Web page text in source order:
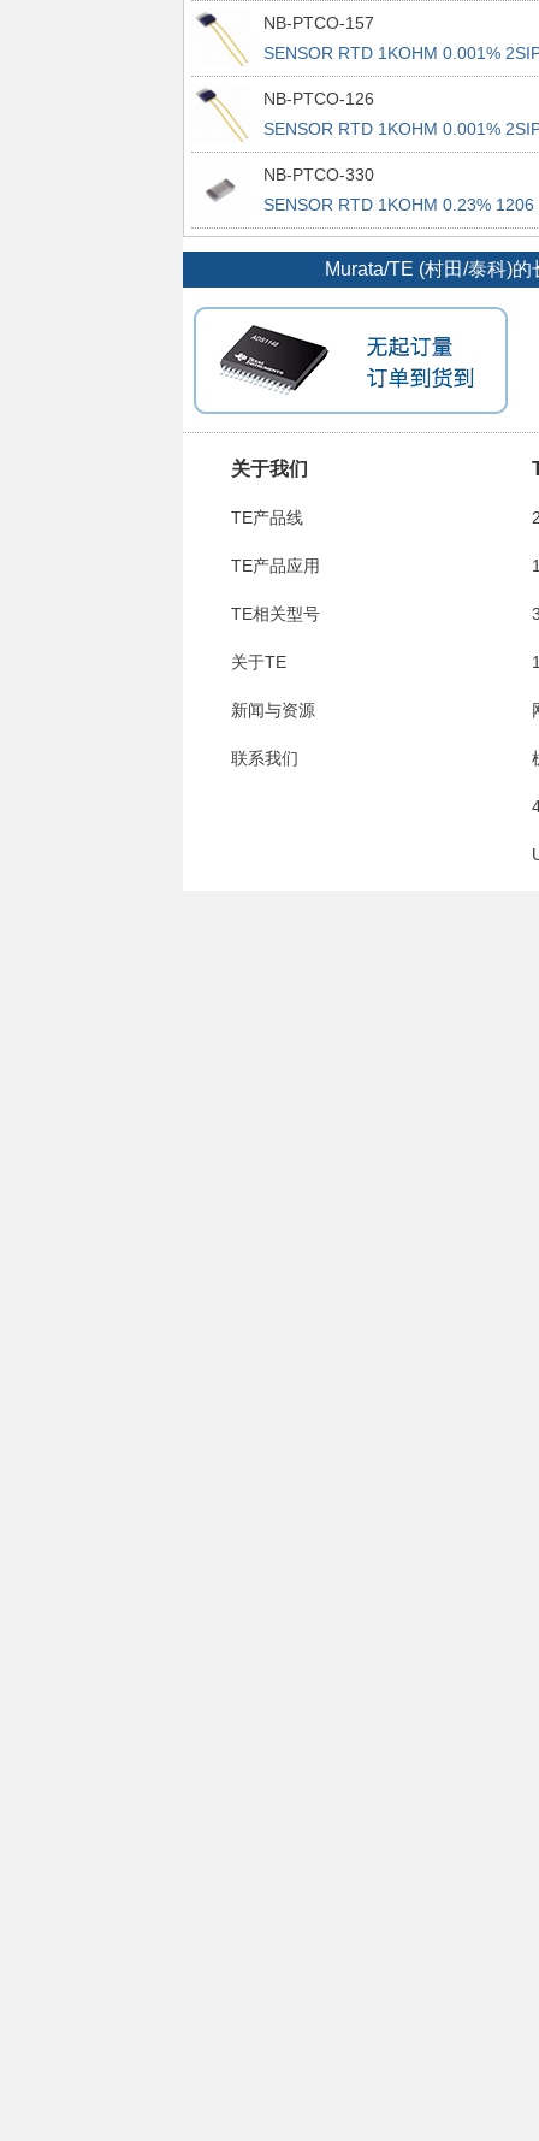
NB-PTCO-157
SENSOR RTD 1KOHM 0.001%
NB-PTCO-126
SENSOR RTD 1KOHM 0.001%
NB-PTCO-330
SENSOR RTD 1KOHM 0.23% 1206
Murata/TE (村田/泰科)
关于我们
TE产品线
TE产品应用
TE相关型号
关于TE
新闻与资源
联系我们